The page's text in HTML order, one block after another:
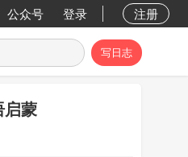
公众号 登录 注册
写日志
启蒙